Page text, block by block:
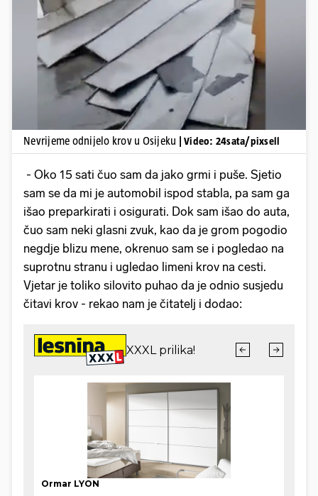
Pokretanje videa...
Nevrijeme odnijelo krov u Osijeku | Video: 24sata/pixsell
- Oko 15 sati čuo sam da jako grmi i puše. Sjetio
sam se da mi je automobil ispod stabla, pa sam ga
išao preparkirati i osigurati. Dok sam išao do auta,
čuo sam neki glasni zvuk, kao da je grom pogodio
negdje blizu mene, okrenuo sam se i pogledao na
suprotnu stranu i ugledao limeni krov na cesti.
Vjetar je toliko silovito puhao da je odnio susjedu
čitavi krov - rekao nam je čitatelj i dodao: